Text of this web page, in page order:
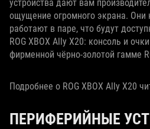
устройства дают вам
ощущение огромного экрана. Они
работают в паре, что будут
ROG XBOX Ally X20: консоль и
фирменной чёрно-золотой гамме
Подробнее о ROG XBOX Ally X20
ПЕРИФЕРИЙНЫЕ